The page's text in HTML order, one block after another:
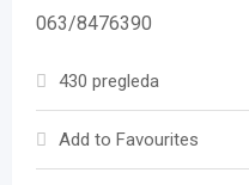
063/8476390
430 pregleda
Add to Favourites